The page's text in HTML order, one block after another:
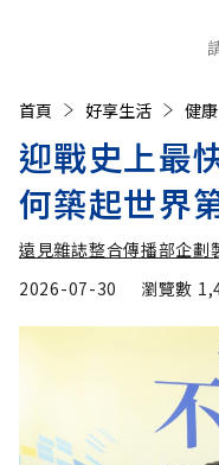
首頁 好享生活 健康
迎戰史上最
何築起世界
遠見雜誌整合傳播部企劃
2026-07-30
瀏覽數